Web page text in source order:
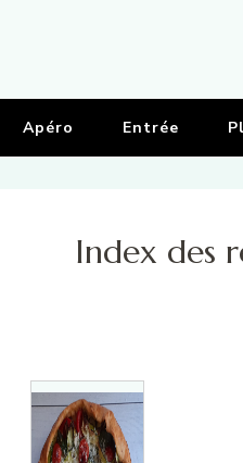
Apéro Entrée
Index des